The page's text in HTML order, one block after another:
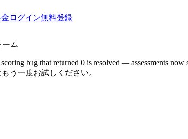
ログイン無料登録
ム
bug that returned 0 is resolved — assessments
う一度お試しください。